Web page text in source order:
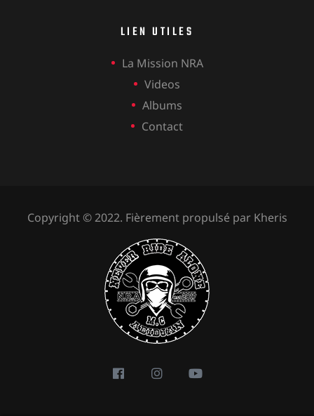
LIEN UTILES
La Mission NRA
Videos
Albums
Contact
Copyright © 2022. Fièrement propulsé par Kheris